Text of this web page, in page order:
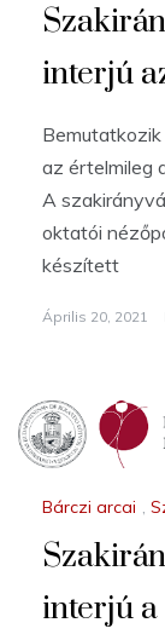
interjú
az értelmileg
A
oktatói
készített
Április 20, 2021
Bárczi arcai ,
interjú